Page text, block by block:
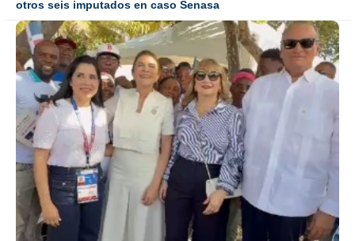
otros seis imputados en caso Senasa